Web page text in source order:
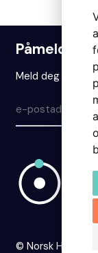
Påmelding
Meld deg på
© Norsk